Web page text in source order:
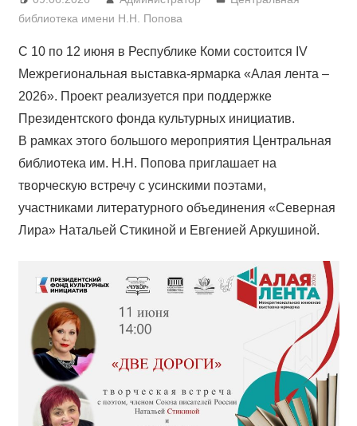
библиотека имени Н.Н. Попова
С 10 по 12 июня в Республике Коми состоится IV
Межрегиональная выставка-ярмарка «Алая лента –
2026». Проект реализуется при поддержке
Президентского фонда культурных инициатив.
В рамках этого большого мероприятия Центральная
библиотека им. Н.Н. Попова приглашает на
творческую встречу с усинскими поэтами,
участниками литературного объединения «Северная
Лира» Натальей Стикиной и Евгенией Аркушиной.